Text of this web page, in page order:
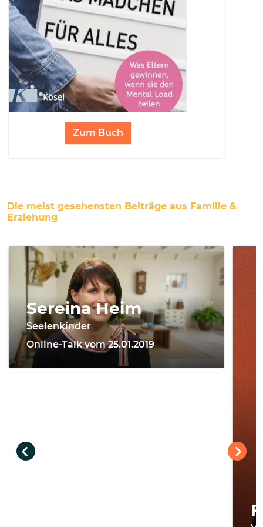
Zum Buch
Die meist gesehensten Beiträge aus Familie &
Erziehung
Sereina Heim
Seelenkinder
Online-Talk vom 25.01.2019